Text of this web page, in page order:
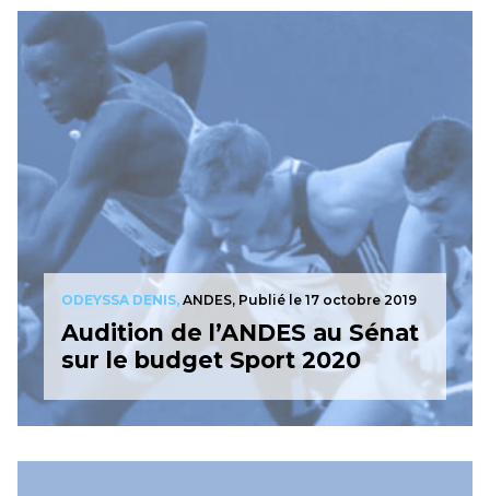
ODEYSSA DENIS, ANDES, Publié le 17 octobre 2019
Audition de l’ANDES au Sénat
sur le budget Sport 2020